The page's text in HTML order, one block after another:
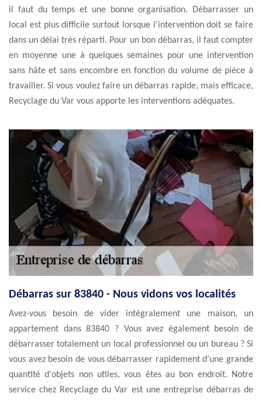
il faut du temps et une bonne organisation. Débarrasser un
local est plus difficile surtout lorsque l’intervention doit se faire
dans un délai très réparti. Pour un bon débarras, il faut compter
en moyenne une à quelques semaines pour une intervention
sans hâte et sans encombre en fonction du volume de pièce à
travailler. Si vous voulez faire un débarras rapide, mais efficace,
Recyclage du Var vous apporte les interventions adéquates.
Débarras sur 83840 - Nous vidons vos localités
Avez-vous besoin de vider intégralement une maison, un
appartement dans 83840 ? Vous avez également besoin de
débarrasser totalement un local professionnel ou un bureau ? Si
vous avez besoin de vous débarrasser rapidement d’une grande
quantité d'objets non utiles, vous êtes au bon endroit. Notre
service chez Recyclage du Var est une entreprise débarras de